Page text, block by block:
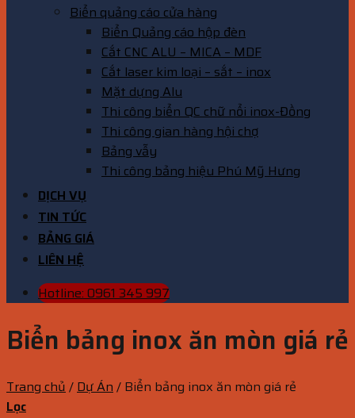
Biển quảng cáo cửa hàng
Biển Quảng cáo hộp đèn
Cắt CNC ALU – MICA – MDF
Cắt laser kim loại – sắt – inox
Mặt dựng Alu
Thi công biển QC chữ nổi inox-Đồng
Thi công gian hàng hội chợ
Bảng vẫy
Thi công bảng hiệu Phú Mỹ Hưng
DỊCH VỤ
TIN TỨC
BẢNG GIÁ
LIÊN HỆ
Hotline: 0961 345 997
Biển bảng inox ăn mòn giá rẻ
Trang chủ/Dự Án/ Biển bảng inox ăn mòn giá rẻ
Lọc